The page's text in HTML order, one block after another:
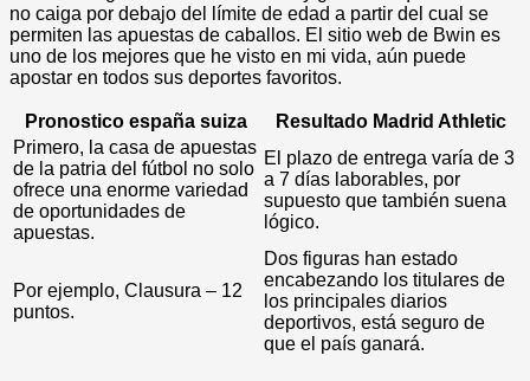
no caiga por debajo del límite de edad a partir del cual se
permiten las apuestas de caballos. El sitio web de Bwin es
uno de los mejores que he visto en mi vida, aún puede
apostar en todos sus deportes favoritos.
Pronostico españa suiza
Resultado Madrid Athletic
Primero, la casa de apuestas
de la patria del fútbol no solo
ofrece una enorme variedad
de oportunidades de
apuestas.
El plazo de entrega varía de 3
a 7 días laborables, por
supuesto que también suena
lógico.
Por ejemplo, Clausura – 12
puntos.
Dos figuras han estado
encabezando los titulares de
los principales diarios
deportivos, está seguro de
que el país ganará.